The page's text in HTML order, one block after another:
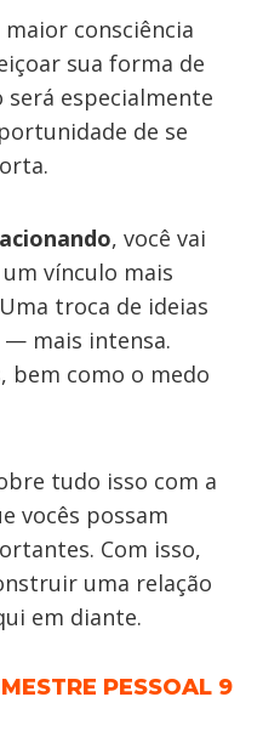
consciência
sua forma de
será especialmente
de se
, você vai
vínculo mais
troca de ideias
mais intensa.
bem como o medo
tudo isso com a
vocês possam
Com isso,
uma relação
em diante.
PESSOAL 9